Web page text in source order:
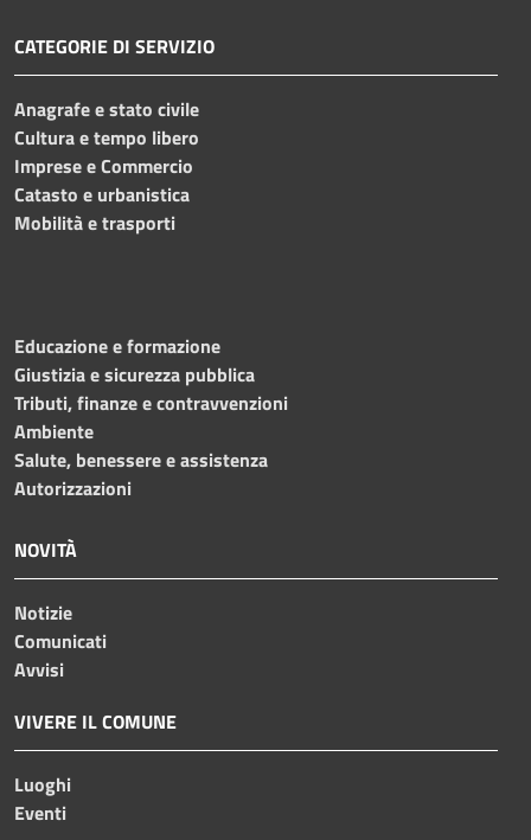
CATEGORIE DI SERVIZIO
Anagrafe e stato civile
Cultura e tempo libero
Imprese e Commercio
Catasto e urbanistica
Mobilità e trasporti
Educazione e formazione
Giustizia e sicurezza pubblica
Tributi, finanze e contravvenzioni
Ambiente
Salute, benessere e assistenza
Autorizzazioni
NOVITÀ
Notizie
Comunicati
Avvisi
VIVERE IL COMUNE
Luoghi
Eventi